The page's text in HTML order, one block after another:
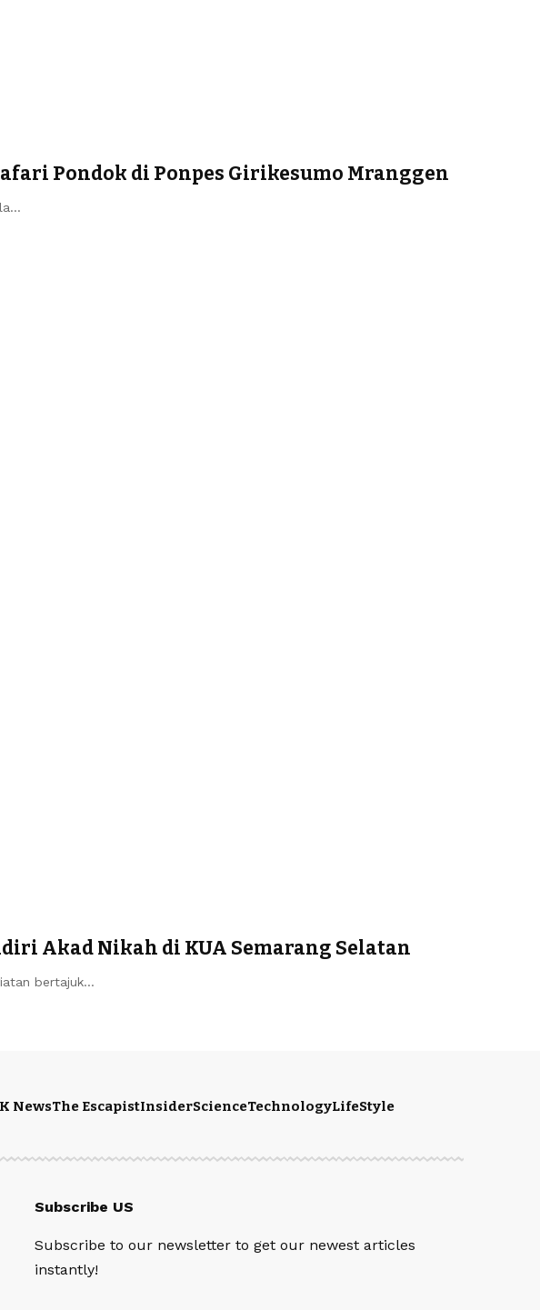
Pondok di Ponpes Girikesumo Mranggen
Akad Nikah di KUA Semarang Selatan
bertajuk…
NewsThe EscapistInsiderScienceTechnologyLifeStyle
Subscribe US
Subscribe to our newsletter to get our newest articles
instantly!